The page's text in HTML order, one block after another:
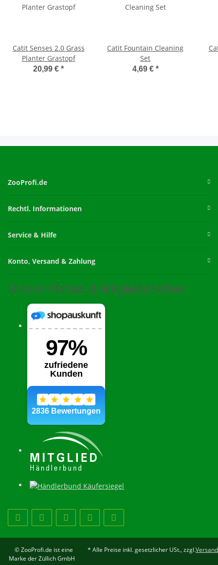
Catit Senses 2.0 Grass
Planter Grastopf
20,99 € *
Catit Fountain Cleaning
Set
4,69 € *
ZooProfi.de
Rechtl. Informationen
Service & Hilfe
Konto, Versand & Zahlung
Unsere Partner & Mitgliedschaften
© ZooProfi.de ist eine
Marke der Züllich GmbH
* Alle Preise inkl. gesetzlicher USt., zzgl.Versand